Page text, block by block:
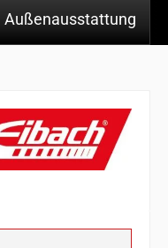
Außenausstattung